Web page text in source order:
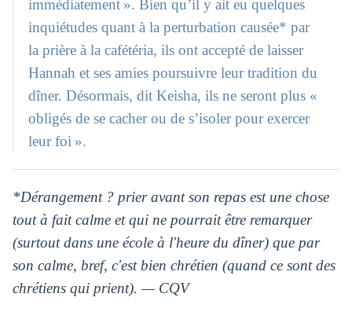
immédiatement ». Bien qu’il y ait eu quelques
inquiétudes quant à la perturbation causée* par
la prière à la cafétéria, ils ont accepté de laisser
Hannah et ses amies poursuivre leur tradition du
dîner. Désormais, dit Keisha, ils ne seront plus «
obligés de se cacher ou de s’isoler pour exercer
leur foi ».
*Dérangement ? prier avant son repas est une chose
tout à fait calme et qui ne pourrait être remarquer
(surtout dans une école à l'heure du dîner) que par
son calme, bref, c'est bien chrétien (quand ce sont des
chrétiens qui prient). — CQV